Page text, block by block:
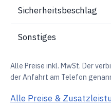
Sicherheitsbeschlag
Sonstiges
Alle Preise inkl. MwSt. Der
der Anfahrt am Telefon
Alle Preise &